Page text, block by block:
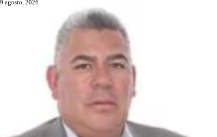
9 agosto, 2026